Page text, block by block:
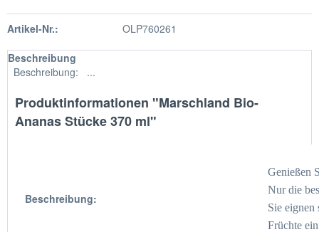
Artikel-Nr.: OLP760261
Beschreibung
Beschreibung: ...
Produktinformationen "Marschland Bio-
Ananas Stücke 370 ml"
Beschreibung:
Genießen
Nur die
Sie
Früchte